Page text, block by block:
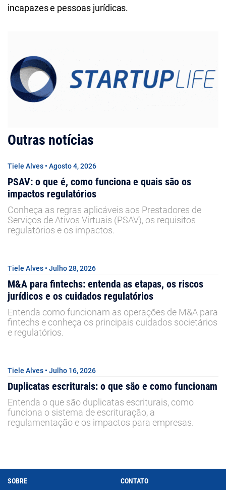
incapazes e pessoas jurídicas.
Outras notícias
Tiele Alves • Agosto 4, 2026
PSAV: o que é, como funciona e quais são os
impactos regulatórios
Conheça as regras aplicáveis aos Prestadores de
Serviços de Ativos Virtuais (PSAV), os requisitos
regulatórios e os impactos.
Tiele Alves • Julho 28, 2026
M&A para fintechs: entenda as etapas, os riscos
jurídicos e os cuidados regulatórios
Entenda como funcionam as operações de M&A para
fintechs e conheça os principais cuidados societários
e regulatórios.
Tiele Alves • Julho 16, 2026
Duplicatas escriturais: o que são e como funcionam
Entenda o que são duplicatas escriturais, como
funciona o sistema de escrituração, a
regulamentação e os impactos para empresas.
SOBRE CONTATO